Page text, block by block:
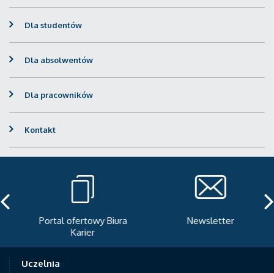
Dla studentów
Dla absolwentów
Dla pracowników
Kontakt
Portal ofertowy Biura
Karier
Newsletter
Uczelnia